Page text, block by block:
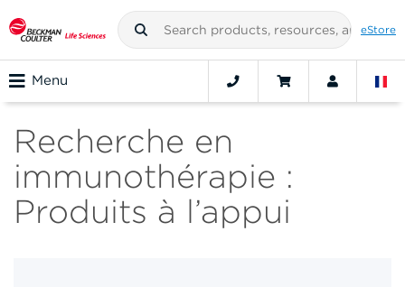
eStore
Menu
Recherche en
immunothérapie :
Produits à l’appui